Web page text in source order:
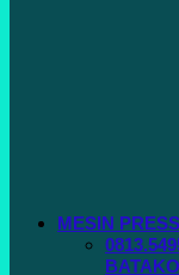
MESIN
BATAKO